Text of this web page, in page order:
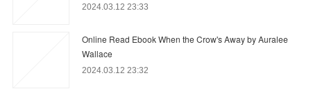
2024.03.12 23:33
Online Read Ebook When the Crow's Away by Auralee
Wallace
2024.03.12 23:32